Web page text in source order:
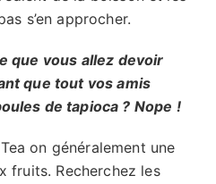
s’en approcher.
que vous allez devoir
que tout vos amis
de tapioca ? Nope !
on généralement une
fruits. Recherchez les